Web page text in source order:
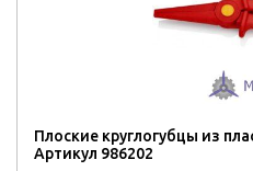
Плоские круглогубцы из
Артикул 986202